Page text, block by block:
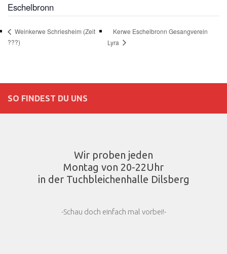
Eschelbronn
Weinkerwe Schriesheim (Zeit
???)
Kerwe Eschelbronn Gesangverein
Lyra
SO FINDEST DU UNS
Wir proben jeden
Montag von 20-22Uhr
in der Tuchbleichenhalle Dilsberg
-Schau doch einfach mal vorbei!-